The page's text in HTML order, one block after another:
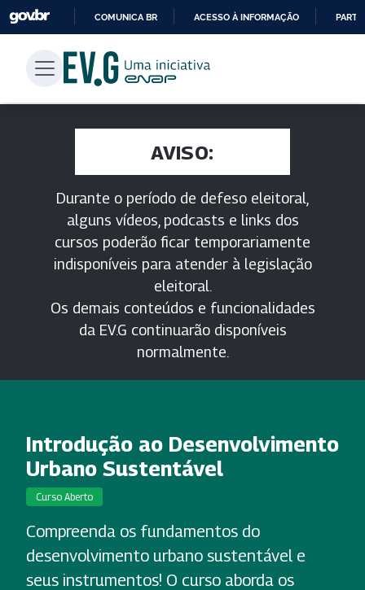
PARA
CONTEÚDO
COMUNICA BR ACESSO À INFORMAÇÃO
AVISO:
Durante o período de defeso eleitoral,
alguns vídeos, podcasts e links dos
cursos poderão ficar temporariamente
indisponíveis para atender à legislação
eleitoral.
Os demais conteúdos e funcionalidades
da EV.G continuarão disponíveis
normalmente.
Introdução ao Desenvolvimento
Urbano Sustentável
Curso Aberto
Compreenda os fundamentos do
desenvolvimento urbano sustentável e
seus instrumentos! O curso aborda os